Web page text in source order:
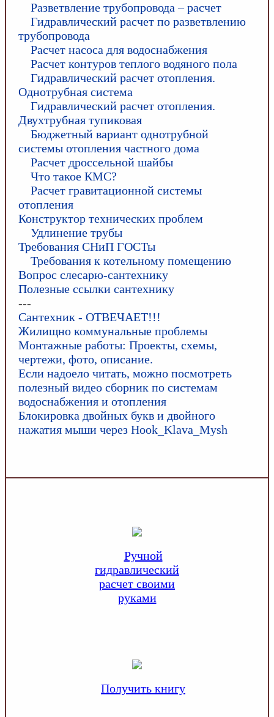
Разветвление трубопровода – расчет
Гидравлический расчет по разветвлению
трубопровода
Расчет насоса для водоснабжения
Расчет контуров теплого водяного пола
Гидравлический расчет отопления.
Однотрубная система
Гидравлический расчет отопления.
Двухтрубная тупиковая
Бюджетный вариант однотрубной
системы отопления частного дома
Расчет дроссельной шайбы
Что такое КМС?
Расчет гравитационной системы
отопления
Конструктор технических проблем
Удлинение трубы
Требования СНиП ГОСТы
Требования к котельному помещению
Вопрос слесарю-сантехнику
Полезные ссылки сантехнику
---
Сантехник - ОТВЕЧАЕТ!!!
Жилищно коммунальные проблемы
Монтажные работы: Проекты, схемы,
чертежи, фото, описание.
Если надоело читать, можно посмотреть
полезный видео сборник по системам
водоснабжения и отопления
Блокировка двойных букв и двойного
нажатия мыши через Hook_Klava_Mysh
Ручной
гидравлический
расчет своими
руками
Получить книгу